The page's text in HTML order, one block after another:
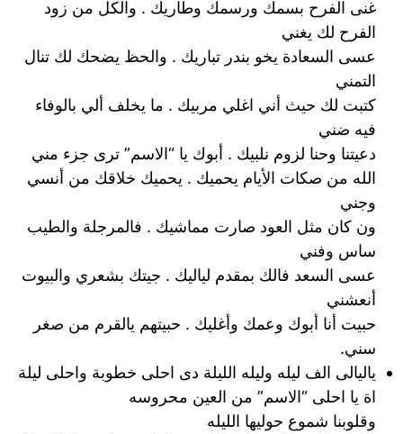
غنى الفرح بسمك ورسمك وطاريك . والكل من زود
الفرح لك يغني
عسى السعادة يخو بندر تباريك . والحظ يضحك لك تنال
التمني
كتبت لك حيث أني اغلي مربيك . ما يخلف ألي بالوفاء
فيه ضني
دعيتنا وحنا لزوم نلبيك . أبوك يا “الاسم” ترى جزء مني
الله من صكات الأيام يحميك . يحميك خلاقك من أنسي
وجني
ون كان مثل العود صارت مماشيك . فالمرجلة والطيب
ساس وفني
عسى السعد فالك بمقدم لياليك . جيتك بشعري والبيوت
أنعشني
حبيت أنا أبوك وعمك وأغليك . حبيتهم يالقرم من صغر
سني.
ياليالى الف ليله وليله الليلة دى احلى خطوبة واحلى ليلة
اة يا احلى “الاسم” من العين محروسه
وقلوبنا شموع حوليها الليله